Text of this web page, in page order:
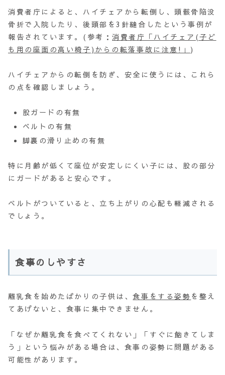
消費者庁によると、ハイチェアから転倒し、頭骸骨陥没
骨折で入院したり、後頭部を3針縫合したという事例が
報告されています。(参考：消費者庁「ハイチェア(子ど
も用の座面の高い椅子)からの転落事故に注意!」 )
ハイチェアからの転倒を防ぎ、安全に使うには、これら
の点を確認しましょう。
股ガードの有無
ベルトの有無
脚裏の滑り止めの有無
特に月齢が低くて座位が安定しにくい子には、股の部分
にガードがあると安心です。
ベルトがついていると、立ち上がりの心配も軽減される
でしょう。
食事のしやすさ
離乳食を始めたばかりの子供は、食事をする姿勢 を整え
てあげないと、食事に集中できません。
「なぜか離乳食を食べてくれない」「すぐに飽きてしま
う」という悩みがある場合は、食事の姿勢に問題がある
可能性があります。